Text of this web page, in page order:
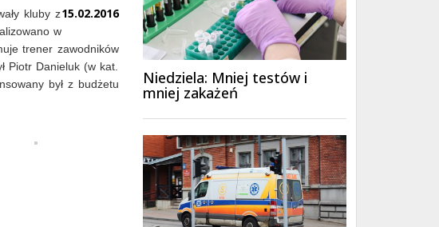
15.02.2016
kluby z
w
trener zawodników
Piotr Danieluk (w kat.
był z budżetu
Niedziela: Mniej testów i
mniej zakażeń